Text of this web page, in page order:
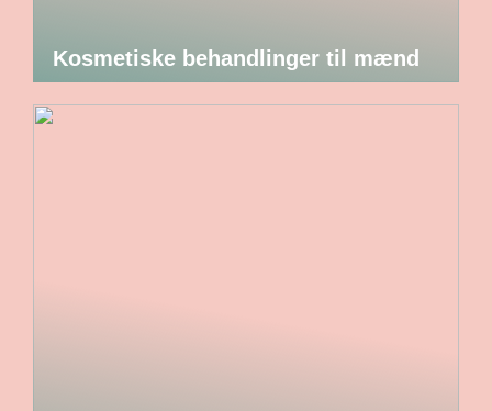
Kosmetiske behandlinger til mænd